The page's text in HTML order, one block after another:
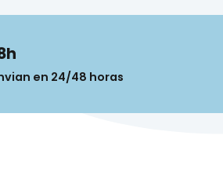
en 24/48 horas